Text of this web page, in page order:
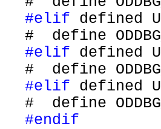
#elif defined
# define
#elif defined
# define
#elif defined
# define
#endif